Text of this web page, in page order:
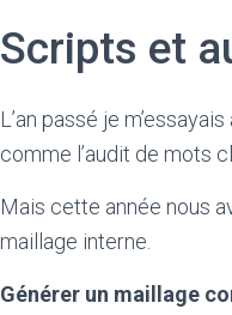
Scripts et
L’an passé je
comme l’audit de mots
Mais cette année nous
maillage interne.
Générer un maillage